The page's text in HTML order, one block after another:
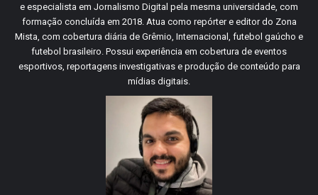
e especialista em Jornalismo Digital pela mesma universidade, com
formação concluída em 2018. Atua como repórter e editor do Zona
Mista, com cobertura diária de Grêmio, Internacional, futebol gaúcho e
futebol brasileiro. Possui experiência em cobertura de eventos
esportivos, reportagens investigativas e produção de conteúdo para
mídias digitais.